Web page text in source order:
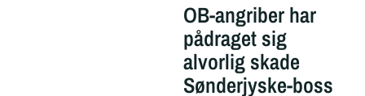
OB-angriber har
pådraget sig
alvorlig skade
Sønderjyske-boss